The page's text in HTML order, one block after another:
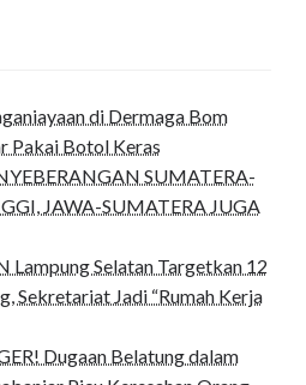
di Dermaga Bom
Pakai Botol Keras
SUMATERA-
JAWA-SUMATERA JUGA
Lampung Selatan Targetkan 12
Sekretariat Jadi “Rumah Kerja
Dugaan Belatung dalam